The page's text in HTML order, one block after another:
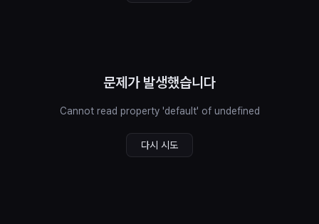
문제가 발생했습니다
Cannot read property 'default' of undefined
다시 시도